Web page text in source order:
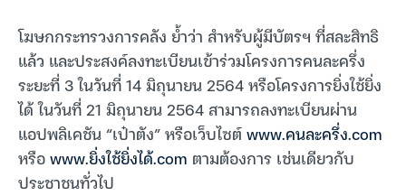
โฆษกกระทรวงการคลัง ย้ำว่า สำหรับผู้มีบัตรฯ ที่สละสิทธิ
แล้ว และประสงค์ลงทะเบียนเข้าร่วมโครงการคนละครึ่ง
ระยะที่ 3 ในวันที่ 14 มิถุนายน 2564 หรือโครงการยิ่งใช้ยิ่ง
ได้ ในวันที่ 21 มิถุนายน 2564 สามารถลงทะเบียนผ่าน
แอปพลิเคชัน “เป๋าตัง” หรือเว็บไซต์www.คนละครึ่ง.com
หรือwww.ยิ่งใช้ยิ่งได้.com ตามต้องการ เช่นเดียวกับ
ประชาชนทั่วไป